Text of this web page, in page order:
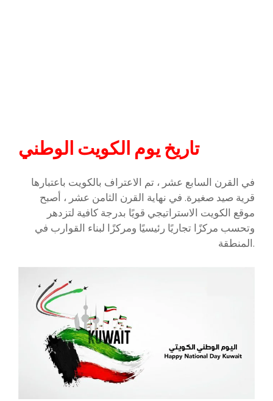
تاريخ يوم الكويت الوطني
في القرن السابع عشر ، تم الاعتراف بالكويت باعتبارها
قرية صيد صغيرة. في نهاية القرن الثامن عشر ، أصبح
موقع الكويت الاستراتيجي قويًا بدرجة كافية لتزدهر
وتحسب مركزًا تجاريًا رئيسيًا ومركزًا لبناء القوارب في
المنطقة.